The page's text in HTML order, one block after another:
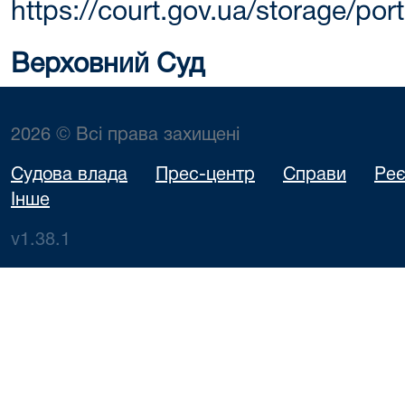
https://court.gov.ua/storage/
Верховний Суд
2026 © Всі права захищені
Судова влада Прес-центр Справи
Інше
v1.38.1